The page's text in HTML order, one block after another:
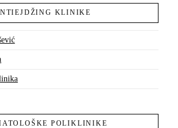
KLINIKE
POLIKLINIKE